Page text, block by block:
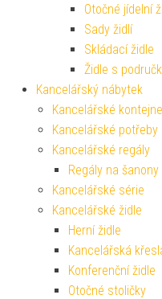
Otočné jídelní
Sady židlí
Skládací židle
Židle s
Kancelářský nábytek
Kancelářské
Kancelářské potřeby
Kancelářské regály
Regály na šanony
Kancelářské série
Kancelářské židle
Herní židle
Kancelářská
Konferenční židle
Otočné stoličky